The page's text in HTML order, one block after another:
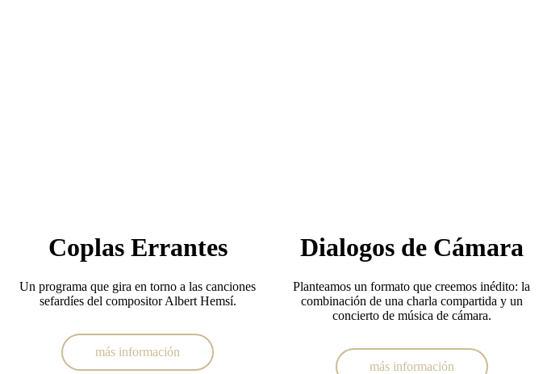
Coplas Errantes
Un programa que gira en torno a las canciones
sefardíes del compositor Albert Hemsí.
más información
Dialogos de Cámara
Planteamos un formato que creemos inédito: la
combinación de una charla compartida y un
concierto de música de cámara.
más información